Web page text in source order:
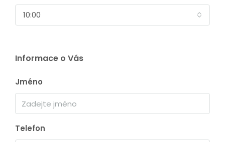
10:00
Informace o Vás
Jméno
Telefon